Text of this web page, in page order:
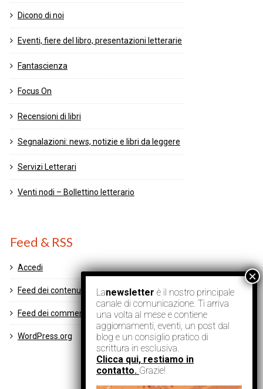
Dicono di noi
Eventi, fiere del libro, presentazioni letterarie
Fantascienza
Focus On
Recensioni di libri
Segnalazioni: news, notizie e libri da leggere
Servizi Letterari
Venti nodi – Bollettino letterario
Feed & RSS
Accedi
Feed dei contenuti
Feed dei commenti
WordPress.org
Lanewsletter è il nostro principale
canale di comunicazione. Ti arriva
una volta al mese e contiene
aggiornamenti, eventi, un post dal
blog e un consiglio pratico di
scrittura in esclusiva.
Clicca qui, restiamo in
contatto. Grazie!